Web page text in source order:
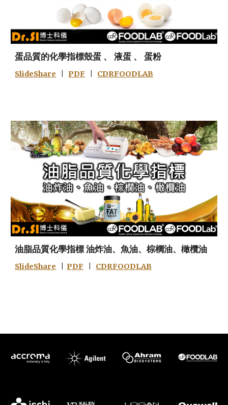
蛋品質的化學指標殼蛋 、 液蛋 、 蛋粉
SlideShare |PDF CDRFOODLAB
油脂品質化學指標 油炸油、魚油、棕櫚油、橄欖油
SlideShare |PDF CDRFOODLAB